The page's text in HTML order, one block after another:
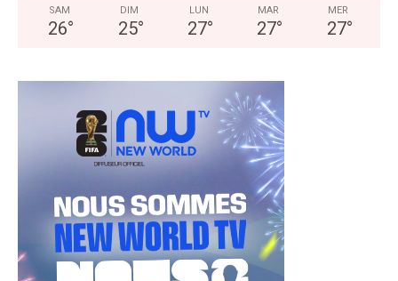
SAM
26°
DIM
25°
LUN
27°
MAR
27°
MER
27°